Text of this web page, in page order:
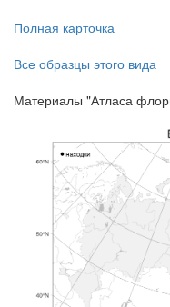
Полная карточка
Все образцы этого вида
Материалы "Атласа